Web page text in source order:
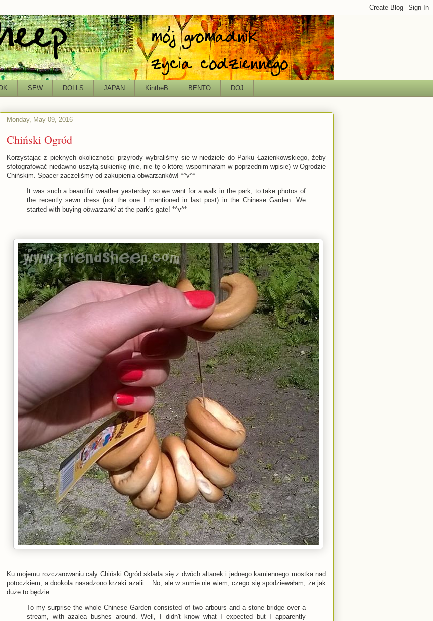
SEW DOLLS JAPAN KintheB BENTO DOJ
Monday, May 09, 2016
Chiński Ogród
Korzystając z pięknych okoliczności przyrody wybraliśmy się w niedzielę do Parku Łazienkowskiego, żeby
sfotografować niedawno uszytą sukienkę (nie, nie tę o której wspominałam w poprzednim wpisie) w Ogrodzie
Chińskim. Spacer zaczęliśmy od zakupienia obwarzanków! *^v^*
It was such a beautiful weather yesterday so we went for a walk in the park, to take photos of
the recently sewn dress (not the one I mentioned in last post) in the Chinese Garden. We
started with buying obwarzanki at the park's gate! *^v^*
Ku mojemu rozczarowaniu cały Chiński Ogród składa się z dwóch altanek i jednego kamiennego mostka nad
potoczkiem, a dookoła nasadzono krzaki azalii... No, ale w sumie nie wiem, czego się spodziewałam, że jak
duże to będzie...
To my surprise the whole Chinese Garden consisted of two arbours and a stone bridge over a
stream, with azalea bushes around. Well, I didn't know what I expected but I apparently